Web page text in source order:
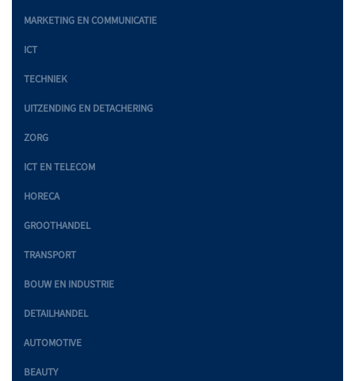
MARKETING EN COMMUNICATIE
ICT
TECHNIEK
UITZENDING EN DETACHERING
ZORG
ICT EN TELECOM
HORECA
GROOTHANDEL
TRANSPORT
BOUW EN INDUSTRIE
DETAILHANDEL
AUTOMOTIVE
BEAUTY